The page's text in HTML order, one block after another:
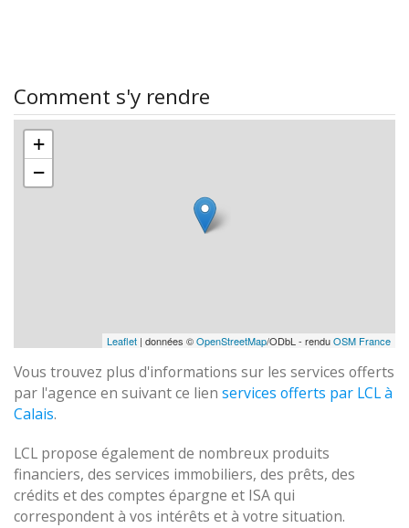
Comment s'y rendre
+
−
Leaflet | données ©OpenStreetMap/ODbL - renduOSM France
Vous trouvez plus d'informations sur les services offerts
par l'agence en suivant ce lien services offerts par LCL à
Calais.
LCL propose également de nombreux produits
financiers, des services immobiliers, des prêts, des
crédits et des comptes épargne et ISA qui
correspondent à vos intérêts et à votre situation.